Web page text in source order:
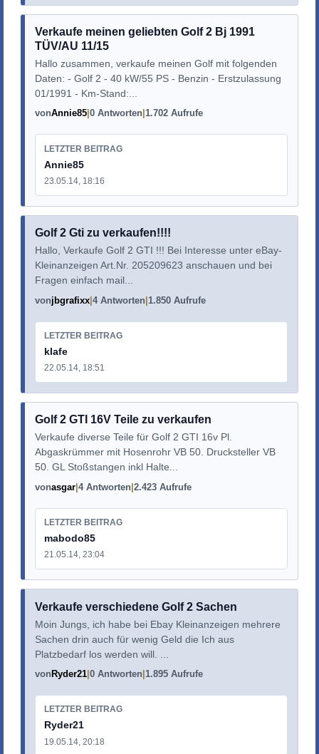
Verkaufe meinen geliebten Golf 2 Bj 1991
TÜV/AU 11/15
Hallo zusammen, verkaufe meinen Golf mit folgenden
Daten: - Golf 2 - 40 kW/55 PS - Benzin - Erstzulassung
01/1991 - Km-Stand:...
vonAnnie85 0 Antworten 1.702 Aufrufe
LETZTER BEITRAG
Annie85
23.05.14, 18:16
Golf 2 Gti zu verkaufen!!!!
Hallo, Verkaufe Golf 2 GTI !!! Bei Interesse unter eBay-
Kleinanzeigen Art.Nr. 205209623 anschauen und bei
Fragen einfach mail...
vonjbgrafixx 4 Antworten 1.850 Aufrufe
LETZTER BEITRAG
klafe
22.05.14, 18:51
Golf 2 GTI 16V Teile zu verkaufen
Verkaufe diverse Teile für Golf 2 GTI 16v Pl.
Abgaskrümmer mit Hosenrohr VB 50. Drucksteller VB
50. GL Stoßstangen inkl Halte...
vonasgar 4 Antworten 2.423 Aufrufe
LETZTER BEITRAG
mabodo85
21.05.14, 23:04
Verkaufe verschiedene Golf 2 Sachen
Moin Jungs, ich habe bei Ebay Kleinanzeigen mehrere
Sachen drin auch für wenig Geld die Ich aus
Platzbedarf los werden will. ...
von Ryder21 0 Antworten 1.895 Aufrufe
LETZTER BEITRAG
Ryder21
19.05.14, 20:18